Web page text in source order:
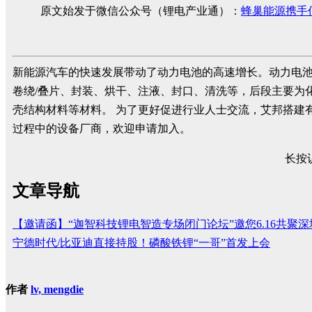
原文始发于微信公众号（锂电产业通）： 蜂巢能源携手
新能源汽车的快速发展带动了动力电池的高速增长。动力电
卷绕/叠片、封装、烘干、注液、封口、清洗等，后段主要
壳结构材料等材料。 为了更好促进行业人士交流，艾邦搭
过程中的设备厂商，欢迎申请加入。
长按
文章导航
【邀请函】“迦智科技锂电智造专场闭门论坛”邀您6.16共聚
宁德时代/比亚迪直接持股！磷酸铁锂“一哥”首发上会
作者 lv, mengdie